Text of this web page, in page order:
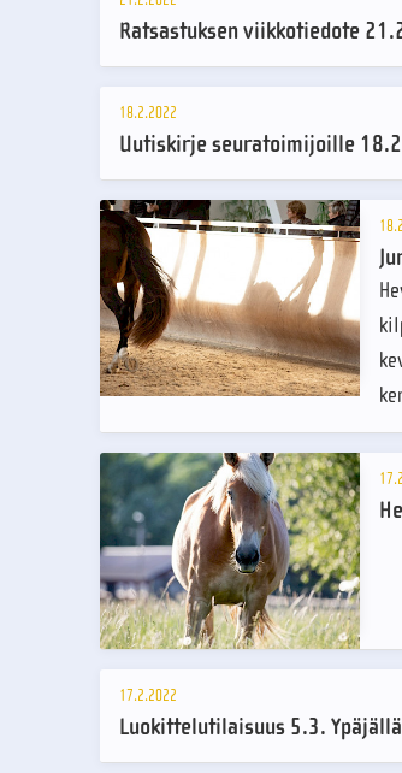
Ratsastuksen viikkotiedote
18.2.2022
Uutiskirje seuratoimijoille
17.2.2022
Luokittelutilaisuus 5.3. Ypäjällä